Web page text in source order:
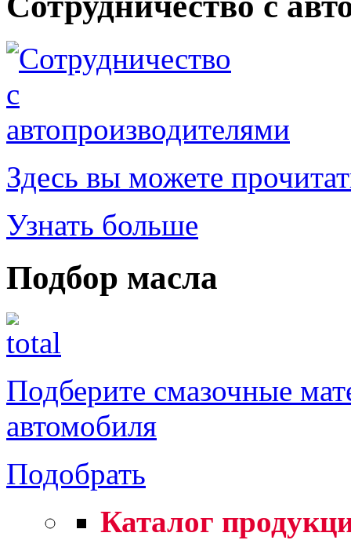
Здесь вы можете
Узнать больше
Подбор масла
Подберите смазочные
автомобиля
Подобрать
Каталог